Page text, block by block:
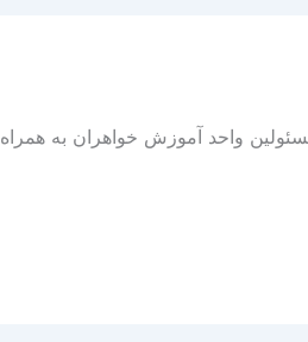
حاجیه شاه جان) با حضور مسئولین واحد آموزش خواهران به همراه